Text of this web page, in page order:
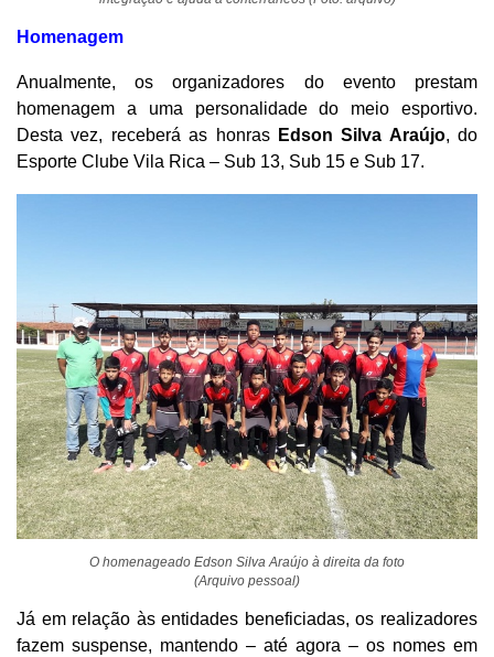
Homenagem
Anualmente, os organizadores do evento prestam
homenagem a uma personalidade do meio esportivo.
Desta vez, receberá as honras Edson Silva Araújo, do
Esporte Clube Vila Rica – Sub 13, Sub 15 e Sub 17.
O homenageado Edson Silva Araújo à direita da foto
(Arquivo pessoal)
Já em relação às entidades beneficiadas, os realizadores
fazem suspense, mantendo – até agora – os nomes em